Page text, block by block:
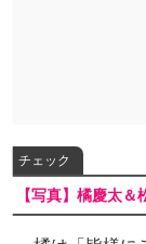
チェック
【写真】橘慶太